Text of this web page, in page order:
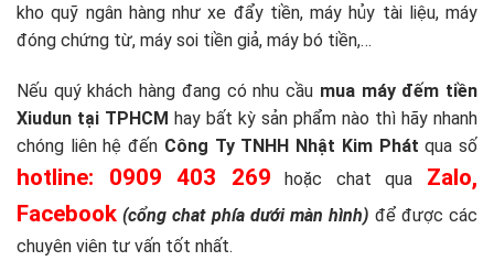
kho quỹ ngân hàng như xe đẩy tiền, máy hủy tài liệu, máy
đóng chứng từ, máy soi tiền giả, máy bó tiền,…
Nếu quý khách hàng đang có nhu cầu mua máy đếm tiền
Xiudun tại TPHCM hay bất kỳ sản phẩm nào thì hãy nhanh
chóng liên hệ đến Công Ty TNHH Nhật Kim Phát qua số
hotline: 0909 403 269 hoặc chat qua Zalo,
Facebook (cổng chat phía dưới màn hình) để được các
chuyên viên tư vấn tốt nhất.